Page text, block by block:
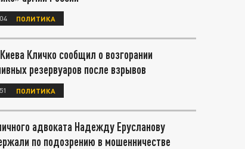
ПОЛИТИКА
Кличко сообщил о возгорании
резервуаров после взрывов
ПОЛИТИКА
адвоката Надежду Ерусланову
по подозрению в мошенничестве